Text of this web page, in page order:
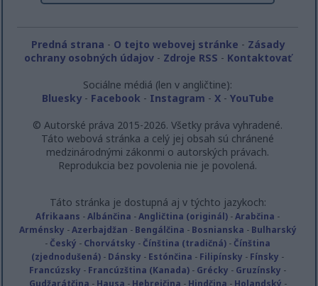
Predná strana - O tejto webovej stránke - Zásady
ochrany osobných údajov- Zdroje RSS - Kontaktovať
Sociálne médiá (len v angličtine):
Bluesky- Facebook - Instagram - X- YouTube
© Autorské práva 2015-2026. Všetky práva vyhradené.
Táto webová stránka a celý jej obsah sú chránené
medzinárodnými zákonmi o autorských právach.
Reprodukcia bez povolenia nie je povolená.
Táto stránka je dostupná aj v týchto jazykoch:
Afrikaans -Albánčina -Angličtina (originál) -Arabčina -
Arménsky -Azerbajdžan - Bengálčina - Bosnianska - Bulharský
- Český - Chorvátsky - Čínština (tradičná) - Čínština
(zjednodušená) - Dánsky - Estónčina - Filipínsky - Fínsky -
Francúzsky - Francúzština (Kanada) - Grécky - Gruzínsky -
Gudžarátčina - Hausa - Hebrejčina - Hindčina - Holandský -